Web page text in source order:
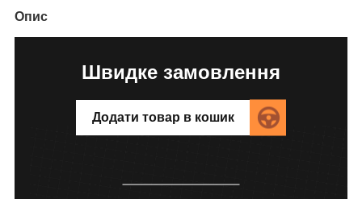
Опис
Швидке замовлення
Додати товар в кошик